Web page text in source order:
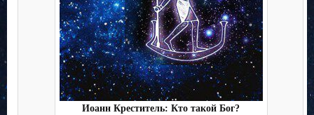
Иоанн Креститель: Кто такой Бог?